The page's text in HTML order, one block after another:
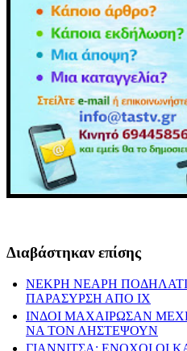
Διαβάστηκαν επίσης
ΝΕΚΡΗ ΝΕΑΡΗ
ΠΑΡΑΣΥΡΣΗ ΑΠΟ ΙΧ
ΙΝΔΟΙ ΜΑΧΑΙΡΩΣΑΝ
ΝΑ ΤΟΝ ΛΗΣΤΕΨΟΥΝ
ΓΙΑΝΝΙΤΣΑ: ΕΝΟΧΟΙ ΟΙ